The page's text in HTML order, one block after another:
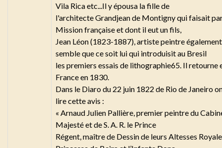
Vila Rica etc...Il y épousa la fille de
l'architecte Grandjean de Montigny qui faisait
Mission française et dont il eut un fils,
Jean Léon (1823-1887), artiste peintre
semble que ce soit lui qui introduisit au Bresil
les premiers essais de lithographie65. Il retourne
France en 1830.
Dans le Diaro du 22 juin 1822 de Rio de Janeiro
lire cette avis :
« Arnaud Julien Pallière, premier peintre du
Majesté et de S. A. R. le Prince
Régent, maître de Dessin de leurs Altesses